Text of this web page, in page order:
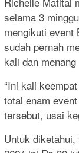
selama 3
mengikuti event
sudah pernah
kali dan
“Ini kali
total enam
tersebut, usai
Untuk